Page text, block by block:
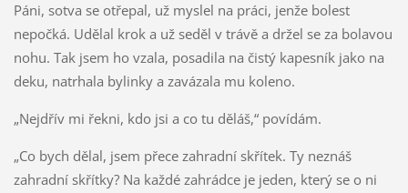
Páni, sotva se otřepal, už myslel na práci, jenže bolest
nepočká. Udělal krok a už seděl v trávě a držel se za bolavou
nohu. Tak jsem ho vzala, posadila na čistý kapesník jako na
deku, natrhala bylinky a zavázala mu koleno.
„Nejdřív mi řekni, kdo jsi a co tu děláš,“ povídám.
„Co bych dělal, jsem přece zahradní skřítek. Ty neznáš
zahradní skřítky? Na každé zahrádce je jeden, který se o ni